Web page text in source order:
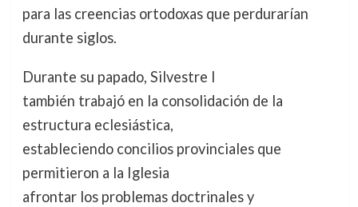
para las creencias ortodoxas que perdurarían
durante siglos.
Durante su papado, Silvestre I
también trabajó en la consolidación de la
estructura eclesiástica,
estableciendo concilios provinciales que
permitieron a la Iglesia
afrontar los problemas doctrinales y